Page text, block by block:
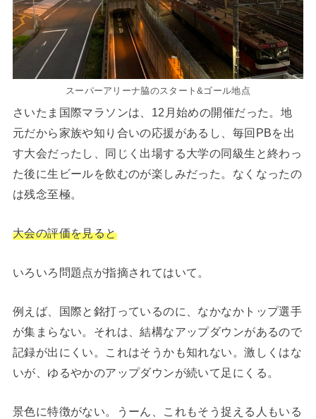
スーパーアリーナ脇のスタート&ゴール地点
さいたま国際マラソンは、12月始めの開催だった。地
元だから家族や知り合いの応援があるし、毎回PBを出
す大会だったし、同じく出場する大学の同級生と終わっ
た後に生ビールを飲むのが楽しみだった。なくなったの
は残念至極。
大会の評価を見ると
いろいろ問題点が指摘されてはいて。
例えば、国際と銘打っているのに、なかなかトップ選手
が集まらない。それは、結構なアップダウンがあるので
記録が出にくい。これはそうかも知れない。激しくはな
いが、ゆるやかのアップダウンが続いて足にくる。
景色に特徴がない。うーん、これもそう捉える人もいる